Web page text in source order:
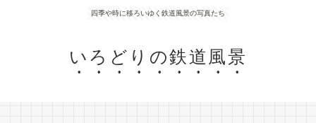
四季や時に移ろいゆく鉄道風景の写真たち
いろどりの鉄道風景